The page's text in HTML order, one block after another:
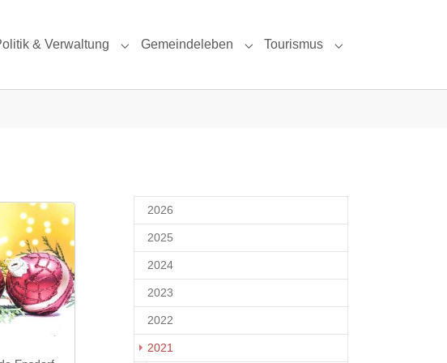
for "Ort & Umgebung"
& Verwaltung
Submenu for "Politik & Verwaltung"
Gemeindeleben
Submenu for "Gemeindeleben"
Tourismus
Submenu for
2026
2025
2024
2023
2022
2021